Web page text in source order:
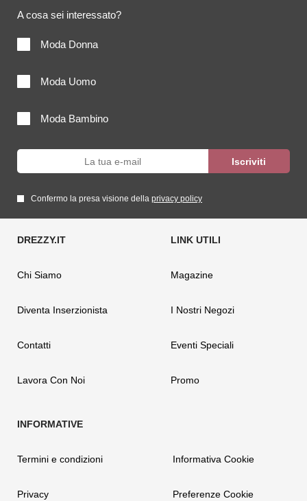
A cosa sei interessato?
Moda Donna
Moda Uomo
Moda Bambino
Confermo la presa visione della privacy policy
Chi Siamo
Diventa Inserzionista
Contatti
Lavora Con Noi
Magazine
I Nostri Negozi
Eventi Speciali
Promo
Termini e condizioni
Privacy
Informativa Cookie
Preferenze Cookie